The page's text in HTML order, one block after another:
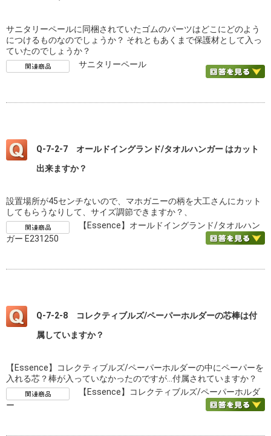
サニタリーペールに同梱されていたゴムのパーツはどこにどのよう
につけるものなのでしょうか？ それともあくまで保護材として入っ
ていたのでしょうか？
サニタリーペール
Q-7-2-7 オールドイングランド/タオルハンガー はカット
出来ますか？
設置場所が45センチないので、マホガニーの柄を大工さんにカット
してもらうなりして、サイズ調節できますか？、
【Essence】オールドイングランド/タオルハン
ガー E231250
Q-7-2-8 コレクティブルズ/ペーパーホルダーの芯棒は付
属していますか？
【Essence】コレクティブルズ/ペーパーホルダーの中にペーパーを
入れる芯？棒が入っていなかったのですが…付属されていますか？
【Essence】コレクティブルズ/ペーパーホルダ
ー